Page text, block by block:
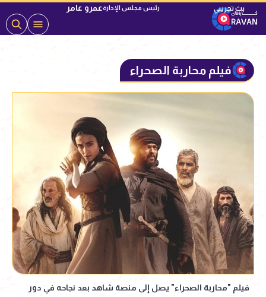
رئيس مجلس الإدارةعمرو عامر
فيلم محاربة الصحراء
فيلم "محاربة الصحراء" يصل إلى منصة شاهد بعد نجاحه في دور